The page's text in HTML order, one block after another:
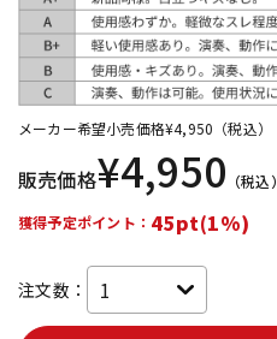
メーカー希望小売価格¥4,950 （税込）
販売価格¥4,950 （税込）
獲得予定ポイント： 45pt(1%)
注文数：